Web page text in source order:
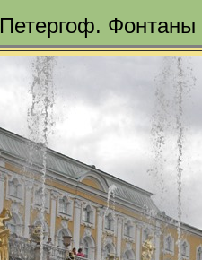
Петергоф. Фонтаны